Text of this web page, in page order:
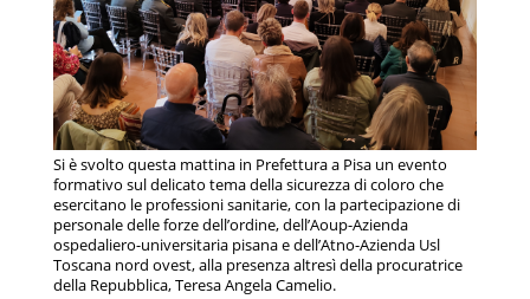
Si è svolto questa mattina in Prefettura a Pisa un evento
formativo sul delicato tema della sicurezza di coloro che
esercitano le professioni sanitarie, con la partecipazione di
personale delle forze dell’ordine, dell’Aoup-Azienda
ospedaliero-universitaria pisana e dell’Atno-Azienda Usl
Toscana nord ovest, alla presenza altresì della procuratrice
della Repubblica, Teresa Angela Camelio.